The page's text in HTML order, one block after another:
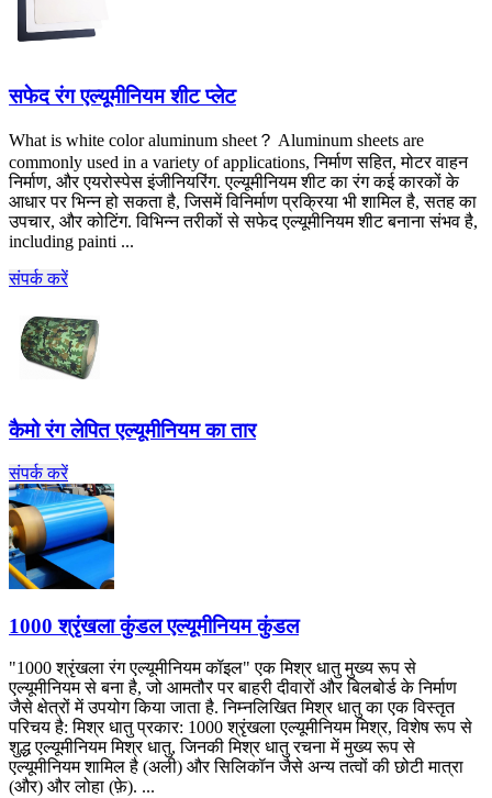
सफेद रंग एल्यूमीनियम शीट प्लेट
What is white color aluminum sheet？ Aluminum sheets are
commonly used in a variety of applications, निर्माण सहित, मोटर वाहन
निर्माण, और एयरोस्पेस इंजीनियरिंग. एल्यूमीनियम शीट का रंग कई कारकों के
आधार पर भिन्न हो सकता है, जिसमें विनिर्माण प्रक्रिया भी शामिल है, सतह का
उपचार, और कोटिंग. विभिन्न तरीकों से सफेद एल्यूमीनियम शीट बनाना संभव है,
including painti ...
संपर्क करें
कैमो रंग लेपित एल्यूमीनियम का तार
संपर्क करें
1000 श्रृंखला कुंडल एल्यूमीनियम कुंडल
"1000 श्रृंखला रंग एल्यूमीनियम कॉइल" एक मिश्र धातु मुख्य रूप से
एल्यूमीनियम से बना है, जो आमतौर पर बाहरी दीवारों और बिलबोर्ड के निर्माण
जैसे क्षेत्रों में उपयोग किया जाता है. निम्नलिखित मिश्र धातु का एक विस्तृत
परिचय है: मिश्र धातु प्रकार: 1000 श्रृंखला एल्यूमीनियम मिश्र, विशेष रूप से
शुद्ध एल्यूमीनियम मिश्र धातु, जिनकी मिश्र धातु रचना में मुख्य रूप से
एल्यूमीनियम शामिल है (अली) और सिलिकॉन जैसे अन्य तत्वों की छोटी मात्रा
(और) और लोहा (फ़े). ...